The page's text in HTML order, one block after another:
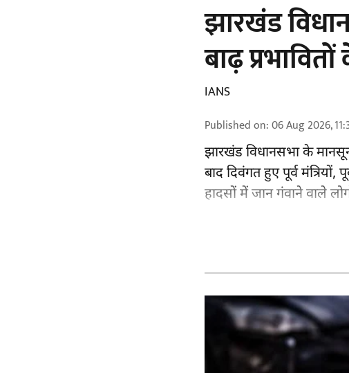
झारखंड
बाढ़
IANS
Published on:06 Aug 2026,
झारखंडविधानसभा के
बाद दिवंगत हुए पूर्व
हादसों में जान गंवाने वाले